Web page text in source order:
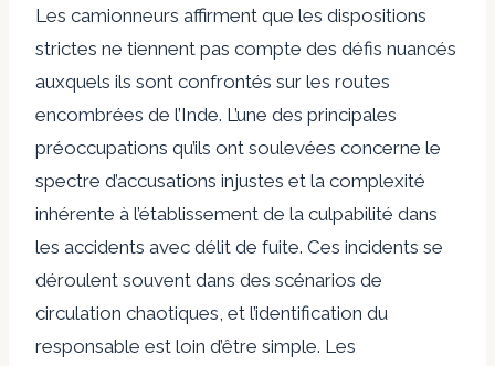
Les camionneurs affirment que les dispositions
strictes ne tiennent pas compte des défis nuancés
auxquels ils sont confrontés sur les routes
encombrées de l’Inde. L’une des principales
préoccupations qu’ils ont soulevées concerne le
spectre d’accusations injustes et la complexité
inhérente à l’établissement de la culpabilité dans
les accidents avec délit de fuite. Ces incidents se
déroulent souvent dans des scénarios de
circulation chaotiques, et l’identification du
responsable est loin d’être simple. Les